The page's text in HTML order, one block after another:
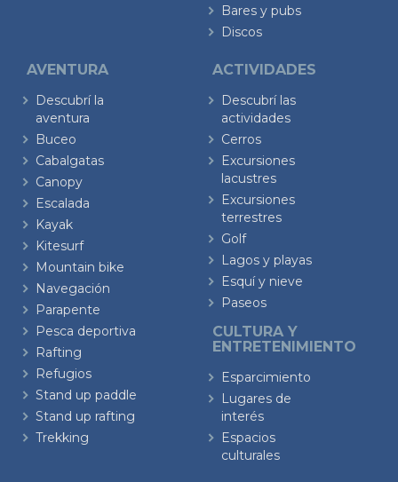
Bares y pubs
Discos
AVENTURA
Descubrí la
aventura
Buceo
Cabalgatas
Canopy
Escalada
Kayak
Kitesurf
Mountain bike
Navegación
Parapente
Pesca deportiva
Rafting
Refugios
Stand up paddle
Stand up rafting
Trekking
ACTIVIDADES
Descubrí las
actividades
Cerros
Excursiones
lacustres
Excursiones
terrestres
Golf
Lagos y playas
Esquí y nieve
Paseos
CULTURA Y
ENTRETENIMIENTO
Esparcimiento
Lugares de
interés
Espacios
culturales